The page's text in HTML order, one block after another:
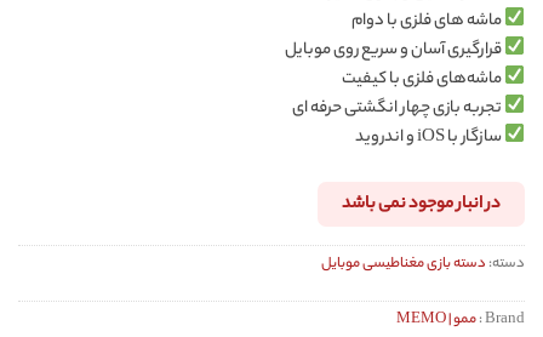
ماشه های فلزی با دوام
قرارگیری آسان و سریع روی موبایل
ماشه‌های فلزی با کیفیت
تجربه بازی چهار انگشتی حرفه ای
سازگار با iOS و اندروید
در انبار موجود نمی باشد
دسته: دسته بازی مغناطیسی موبایل
Brand : ممو | MEMO